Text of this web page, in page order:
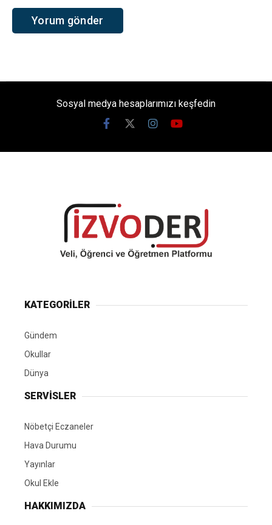
Sosyal medya hesaplarımızı keşfedin
KATEGORİLER
Gündem
Okullar
Dünya
SERVİSLER
Nöbetçi Eczaneler
Hava Durumu
Yayınlar
Okul Ekle
HAKKIMIZDA